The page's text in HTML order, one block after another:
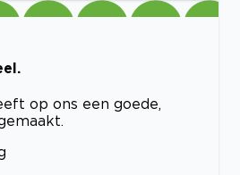
op ons een goede,